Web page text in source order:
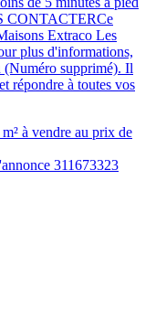
CONTACTERCe
Extraco Les
plus d'informations,
supprimé). Il
répondre à toutes vos